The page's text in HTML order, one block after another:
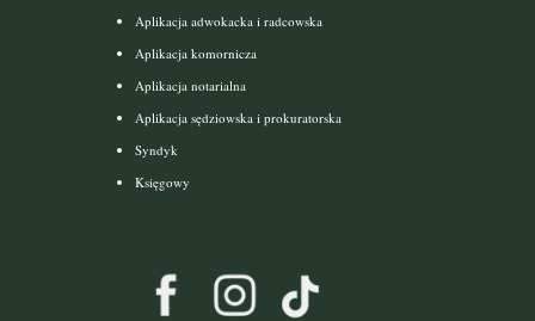
Aplikacja adwokacka i radcowska
Aplikacja komornicza
Aplikacja notarialna
Aplikacja sędziowska i prokuratorska
Syndyk
Księgowy